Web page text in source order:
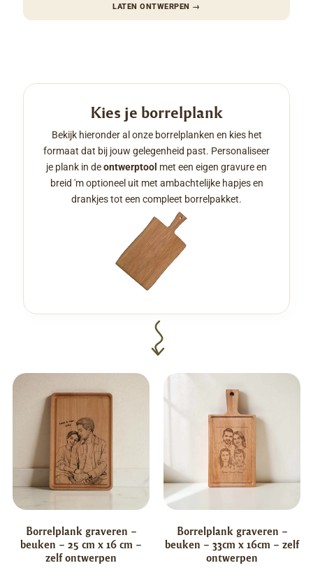
LATEN ONTWERPEN →
Kies je borrelplank
Bekijk hieronder al onze borrelplanken en kies het
formaat dat bij jouw gelegenheid past. Personaliseer
je plank in deontwerptool met een eigen gravure en
breid 'm optioneel uit met ambachtelijke hapjes en
drankjes tot een compleet borrelpakket.
Borrelplank graveren –
beuken – 25 cm x 16 cm –
zelf ontwerpen
Borrelplank graveren –
beuken – 33cm x 16cm – zelf
ontwerpen